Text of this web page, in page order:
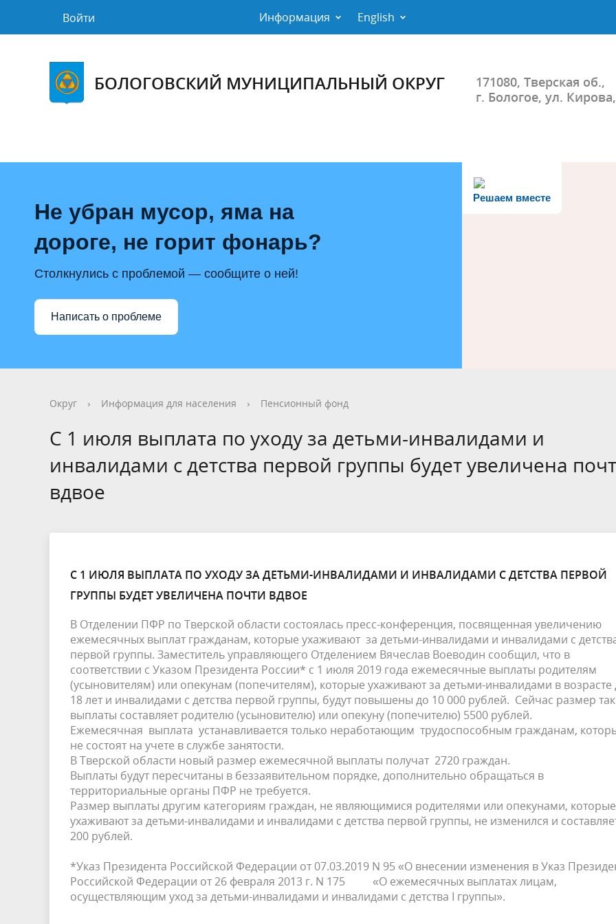
Войти Информация English
БОЛОГОВСКИЙ МУНИЦИПАЛЬНЫЙ ОКРУГ
171080, Тверская об.,
г. Бологое, ул.
Решаем вместе
Не убран мусор, яма на
дороге, не горит фонарь?
Столкнулись с проблемой — сообщите о ней!
Написать о проблеме
Округ › Информация для населения › Пенсионный фонд
С 1 июля выплата по уходу за детьми-инвалидами и
инвалидами с детства первой группы будет увеличена
вдвое
С 1 ИЮЛЯ ВЫПЛАТА ПО УХОДУ ЗА ДЕТЬМИ-ИНВАЛИДАМИ И ИНВАЛИДАМИ С ДЕТСТВА ПЕРВОЙ
ГРУППЫ БУДЕТ УВЕЛИЧЕНА ПОЧТИ ВДВОЕ
В Отделении ПФР по Тверской области состоялась пресс-конференция, посвященная увеличению
ежемесячных выплат гражданам, которые ухаживают за детьми-инвалидами и инвалидами с
первой группы. Заместитель управляющего Отделением Вячеслав Воеводин сообщил, что в
соответствии с Указом Президента России* с 1 июля 2019 года ежемесячные выплаты родителям
(усыновителям) или опекунам (попечителям), которые ухаживают за детьми-инвалидами в возрасте
18 лет и инвалидами с детства первой группы, будут повышены до 10 000 рублей. Сейчас размер
выплаты составляет родителю (усыновителю) или опекуну (попечителю) 5500 рублей.
Ежемесячная выплата устанавливается только неработающим трудоспособным гражданам,
не состоят на учете в службе занятости.
В Тверской области новый размер ежемесячной выплаты получат 2720 граждан.
Выплаты будут пересчитаны в беззаявительном порядке, дополнительно обращаться в
территориальные органы ПФР не требуется.
Размер выплаты другим категориям граждан, не являющимися родителями или опекунами, которые
ухаживают за детьми-инвалидами и инвалидами с детства первой группы, не изменился и
200 рублей.
*Указ Президента Российской Федерации от 07.03.2019 N 95 «О внесении изменения в Указ
Российской Федерации от 26 февраля 2013 г. N 175 «О ежемесячных выплатах лицам,
осуществляющим уход за детьми-инвалидами и инвалидами с детства I группы».